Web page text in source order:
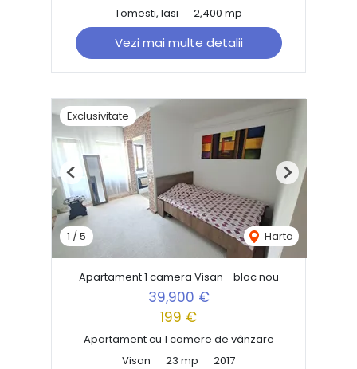
Tomesti, Iasi
2,400 mp
Vezi mai multe detalii
Exclusivitate
1 /5 Harta
Previous Next
Apartament 1 camera Visan - bloc nou
39,900 €
199 €
Apartament cu 1 camere de vânzare
Visan
23 mp 2017